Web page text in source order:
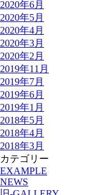
2020年6月
2020年5月
2020年4月
2020年3月
2020年2月
2019年11月
2019年7月
2019年6月
2019年1月
2018年5月
2018年4月
2018年3月
カテゴリー
EXAMPLE
NEWS